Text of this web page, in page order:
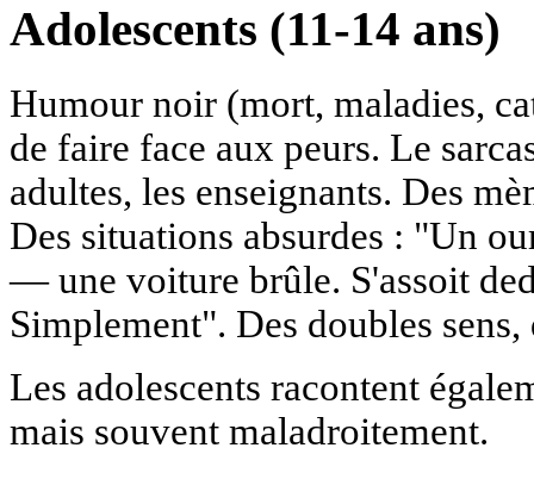
Adolescents (11-14 ans)
Humour noir (mort, maladies,
de faire face aux peurs. Le
adultes, les enseignants. Des
Des situations absurdes : "Un
— une voiture brûle. S'assoit
Simplement". Des doubles sens,
Les adolescents racontent
mais souvent maladroitement.